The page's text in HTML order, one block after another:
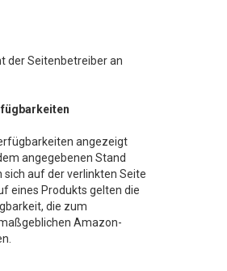
der Seitenbetreiber an
angezeigt
angegebenen Stand
auf der verlinkten Seite
eines Produkts gelten die
die zum
Amazon-